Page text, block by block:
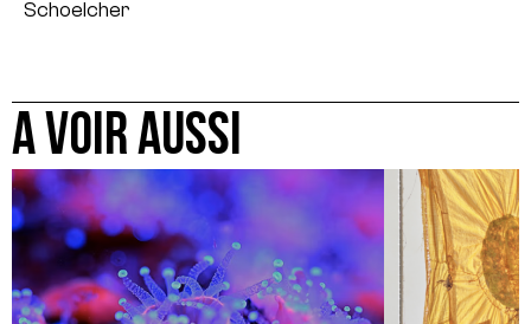
Schoelcher
A VOIR AUSSI